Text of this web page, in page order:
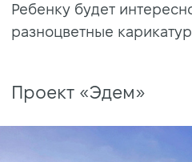
Ребенку будет
разноцветные
Проект «Эдем»